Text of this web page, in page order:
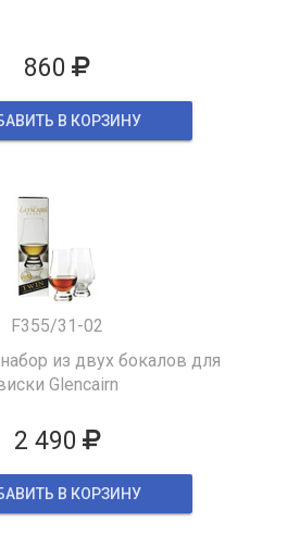
860
В КОРЗИНУ
F355/31-02
из двух бокалов для
Glencairn
2 490
В КОРЗИНУ